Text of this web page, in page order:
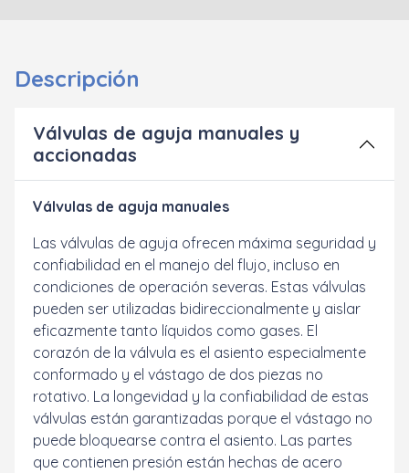
Descripción
Válvulas de aguja manuales y
accionadas
Válvulas de aguja manuales
Las válvulas de aguja ofrecen máxima seguridad y
confiabilidad en el manejo del flujo, incluso en
condiciones de operación severas. Estas válvulas
pueden ser utilizadas bidireccionalmente y aislar
eficazmente tanto líquidos como gases. El
corazón de la válvula es el asiento especialmente
conformado y el vástago de dos piezas no
rotativo. La longevidad y la confiabilidad de estas
válvulas están garantizadas porque el vástago no
puede bloquearse contra el asiento. Las partes
que contienen presión están hechas de acero